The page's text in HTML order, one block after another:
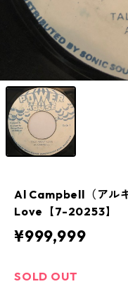
Al Campbell（アル
Love【7-20253】
¥999,999
SOLD OUT